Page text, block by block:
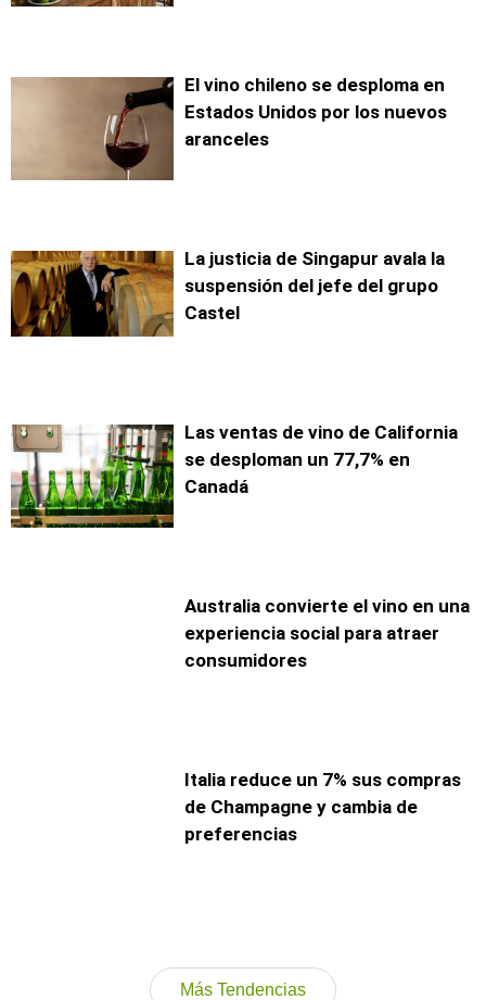
El vino chileno se desploma en
Estados Unidos por los nuevos
aranceles
La justicia de Singapur avala la
suspensión del jefe del grupo
Castel
Las ventas de vino de California
se desploman un 77,7% en
Canadá
Australia convierte el vino en una
experiencia social para atraer
consumidores
Italia reduce un 7% sus compras
de Champagne y cambia de
preferencias
Más Tendencias